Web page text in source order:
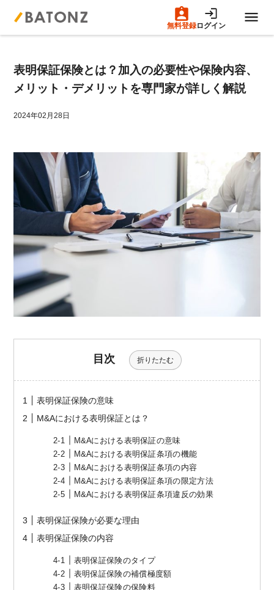
無料登録ログイン
M&A案件一覧
売りたい方へ
買いたい方へ
成約事例
M&A専門家の方へ
表明保証保険とは？加入の必要性や保険内容、
メリット・デメリットを専門家が詳しく解説
2024年02月28日
目次 折りたたむ
表明保証保険の意味
M&Aにおける表明保証とは？
M&Aにおける表明保証の意味
M&Aにおける表明保証条項の機能
M&Aにおける表明保証条項の内容
M&Aにおける表明保証条項の限定方法
M&Aにおける表明保証条項違反の効果
表明保証保険が必要な理由
表明保証保険の内容
表明保証保険のタイプ
表明保証保険の補償極度額
表明保証保険の保険料